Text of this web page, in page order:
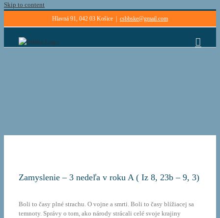
Skip to content
Hlavná 91, 042 03 Košice csbbske@gmail.com
Zamyslenie – 3 nedeľa v roku A ( Iz 8, 23b – 9, 3)
Boli to časy plné strachu. O vojne a smrti. Boli to časy blížiacej sa
temnoty. Správy o tom, ako národy strácali celé svoje krajiny